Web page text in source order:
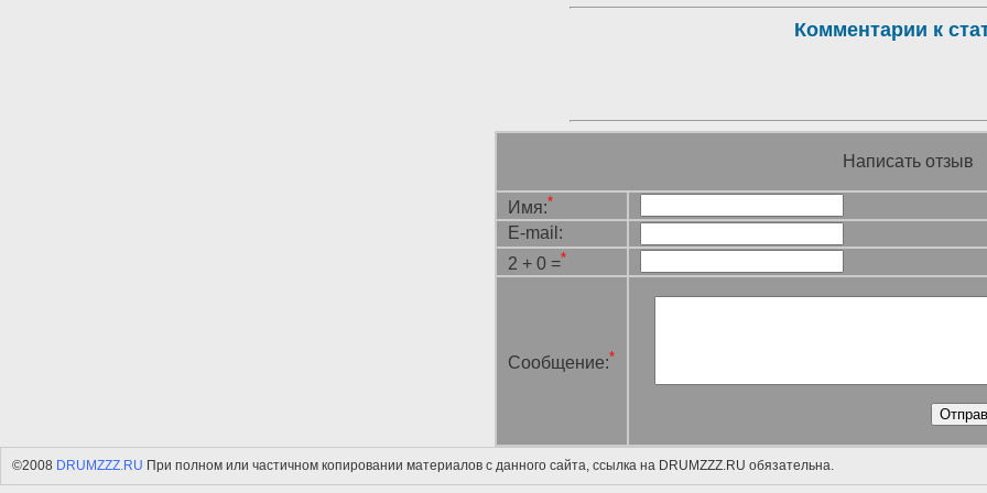
Комментарии к
Написать отзыв
Имя:*
E-mail:
2 + 0 =*
Сообщение:*
©2008 DRUMZZZ.RU При полном или частичном копировании материалов с данного сайта, ссылка на DRUMZZZ.RU обязательна.